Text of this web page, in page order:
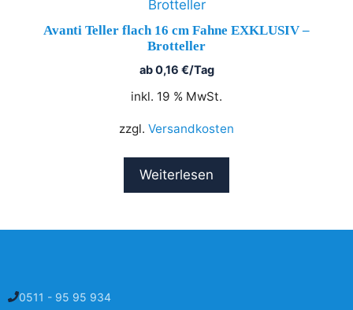
Avanti Teller flach 16 cm Fahne EXKLUSIV –
Brotteller
ab0,16 €/Tag
inkl. 19 % MwSt.
zzgl. Versandkosten
Weiterlesen
0511 - 95 95 934